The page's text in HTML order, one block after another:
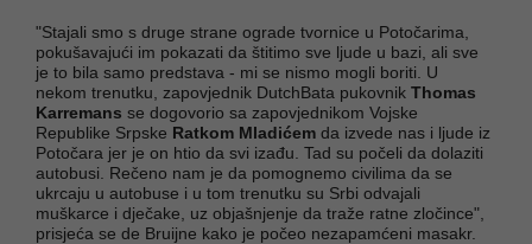
"Stajali smo s druge strane ograde tvornice u Potočarima,
pokušavajući im pokazati da štitimo sve ljude u bazi, ali sve
je to bila samo predstava - mi se nismo mogli boriti. U
nekom trenutku, zapovjednik DutchBata pukovnik Thomas
Karremans se dogovorio sa zapovjednikom Vojske
Republike Srpske Ratkom Mladićem da izvede nas i ljude iz
Potočara jer je on htio da svi izađu. Tad su počeli da dolaziti
autobusi. Rečeno nam je da pomognemo civilima da se
ukrcaju u autobuse i u tom trenutku su Srbi odvajali
muškarce i dječake, uz objašnjenje da traže ratne zločince",
prisjeća se de Bruijne kako je počeo nezapamćeni masakr.